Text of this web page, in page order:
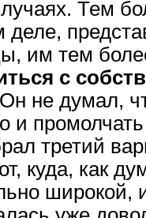
Тем
им тем
с
не думал,
и
третий
куда, как